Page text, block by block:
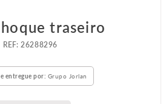
traseiro
:26288296
entregue por: Grupo Jorlan